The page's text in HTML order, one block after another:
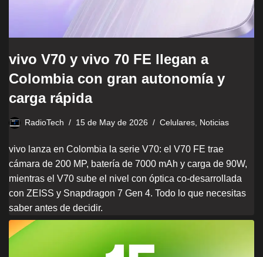
vivo V70 y vivo 70 FE llegan a
Colombia con gran autonomía y
carga rápida
RadioTech 15 de May de 2026 Celulares Noticias
vivo lanza en Colombia la serie V70: el V70 FE trae
cámara de 200 MP, batería de 7000 mAh y carga de 90W,
mientras el V70 sube el nivel con óptica co-desarrollada
con ZEISS y Snapdragon 7 Gen 4. Todo lo que necesitas
saber antes de decidir.